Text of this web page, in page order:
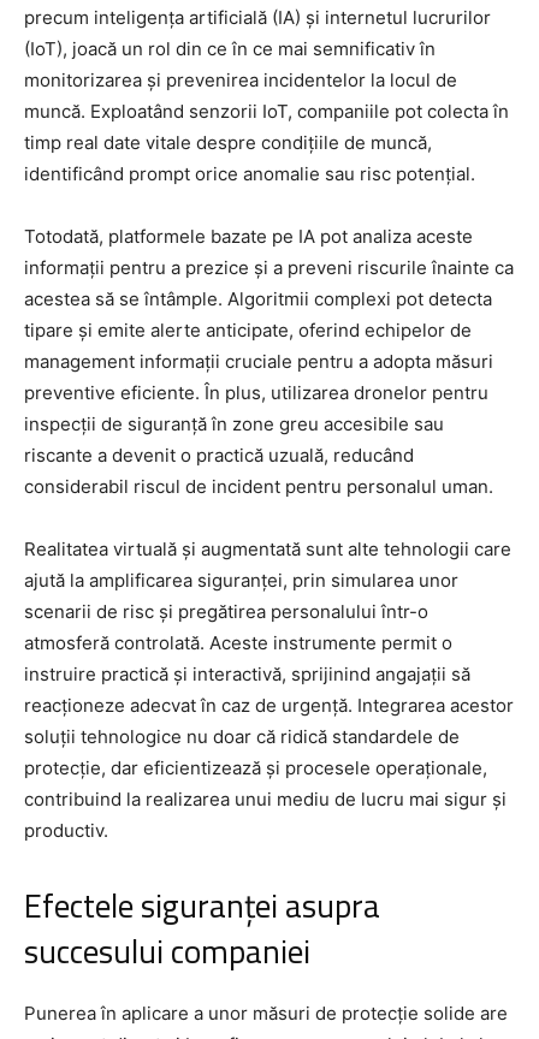
precum inteligența artificială (IA) și internetul lucrurilor
(IoT), joacă un rol din ce în ce mai semnificativ în
monitorizarea și prevenirea incidentelor la locul de
muncă. Exploatând senzorii IoT, companiile pot colecta în
timp real date vitale despre condițiile de muncă,
identificând prompt orice anomalie sau risc potențial.
Totodată, platformele bazate pe IA pot analiza aceste
informații pentru a prezice și a preveni riscurile înainte ca
acestea să se întâmple. Algoritmii complexi pot detecta
tipare și emite alerte anticipate, oferind echipelor de
management informații cruciale pentru a adopta măsuri
preventive eficiente. În plus, utilizarea dronelor pentru
inspecții de siguranță în zone greu accesibile sau
riscante a devenit o practică uzuală, reducând
considerabil riscul de incident pentru personalul uman.
Realitatea virtuală și augmentată sunt alte tehnologii care
ajută la amplificarea siguranței, prin simularea unor
scenarii de risc și pregătirea personalului într-o
atmosferă controlată. Aceste instrumente permit o
instruire practică și interactivă, sprijinind angajații să
reacționeze adecvat în caz de urgență. Integrarea acestor
soluții tehnologice nu doar că ridică standardele de
protecție, dar eficientizează și procesele operaționale,
contribuind la realizarea unui mediu de lucru mai sigur și
productiv.
Efectele siguranței asupra
succesului companiei
Punerea în aplicare a unor măsuri de protecție solide are